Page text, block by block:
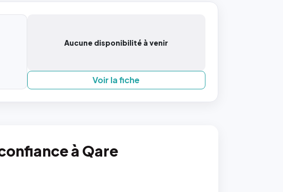
Aucune disponibilité à venir
Voir la fiche
à Qare